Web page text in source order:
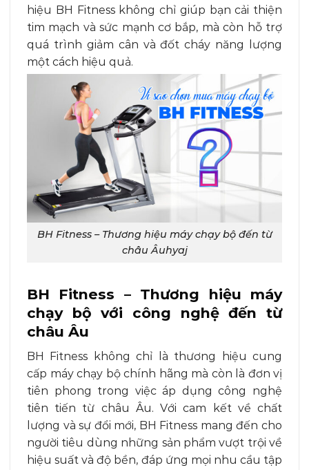
hiệu BH Fitness không chỉ giúp bạn cải thiện
tim mạch và sức mạnh cơ bắp, mà còn hỗ trợ
quá trình giảm cân và đốt cháy năng lượng
một cách hiệu quả.
BH Fitness – Thương hiệu máy chạy bộ đến từ
châu Âuhyaj
BH Fitness – Thương hiệu máy
chạy bộ với công nghệ đến từ
châu Âu
BH Fitness không chỉ là thương hiệu cung
cấp máy chạy bộ chính hãng mà còn là đơn vị
tiên phong trong việc áp dụng công nghệ
tiên tiến từ châu Âu. Với cam kết về chất
lượng và sự đổi mới, BH Fitness mang đến cho
người tiêu dùng những sản phẩm vượt trội về
hiệu suất và độ bền, đáp ứng mọi nhu cầu tập